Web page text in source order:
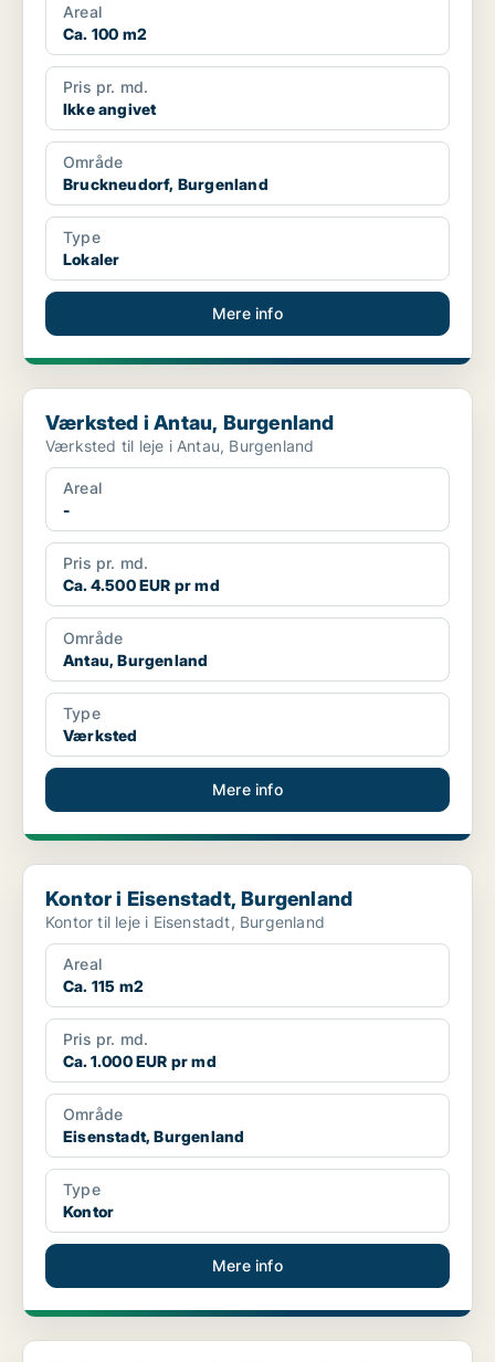
Areal
Ca. 100 m2
Pris pr. md.
Ikke angivet
Område
Bruckneudorf, Burgenland
Type
Lokaler
Mere info
Værksted i Antau, Burgenland
Værksted i Antau, Burgenland
Værksted til leje i Antau, Burgenland
Areal
-
Pris pr. md.
Ca. 4.500 EUR pr md
Område
Antau, Burgenland
Type
Værksted
Mere info
Kontor i Eisenstadt, Burgenland
Kontor i Eisenstadt, Burgenland
Kontor til leje i Eisenstadt, Burgenland
Areal
Ca. 115 m2
Pris pr. md.
Ca. 1.000 EUR pr md
Område
Eisenstadt, Burgenland
Type
Kontor
Mere info
Kontor i Jennersdorf, Burgenland